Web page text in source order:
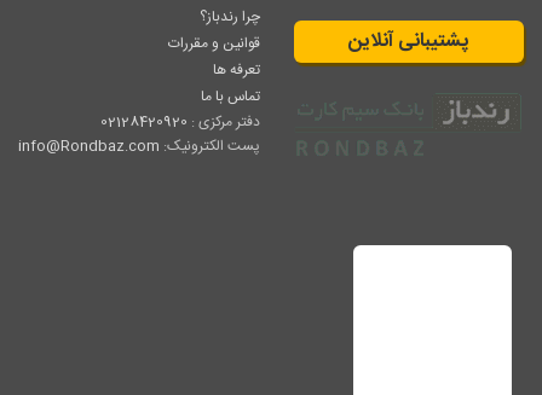
پشتیبانی آنلاین
چرا رندباز؟
قوانین و مقررات
تعرفه ها
تماس با ما
دفتر مرکزی : 02128420920
پست الکترونیک: info@Rondbaz.com